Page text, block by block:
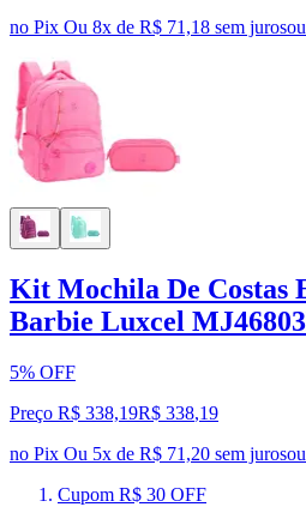
no Pix Ou 8x de R$ 71,18 sem jurosou
Kit Mochila De Costas
Barbie Luxcel
5% OFF
Preço R$ 338,19R$ 338,19
no Pix Ou 5x de R$ 71,20 sem jurosou
Cupom R$ 30 OFF